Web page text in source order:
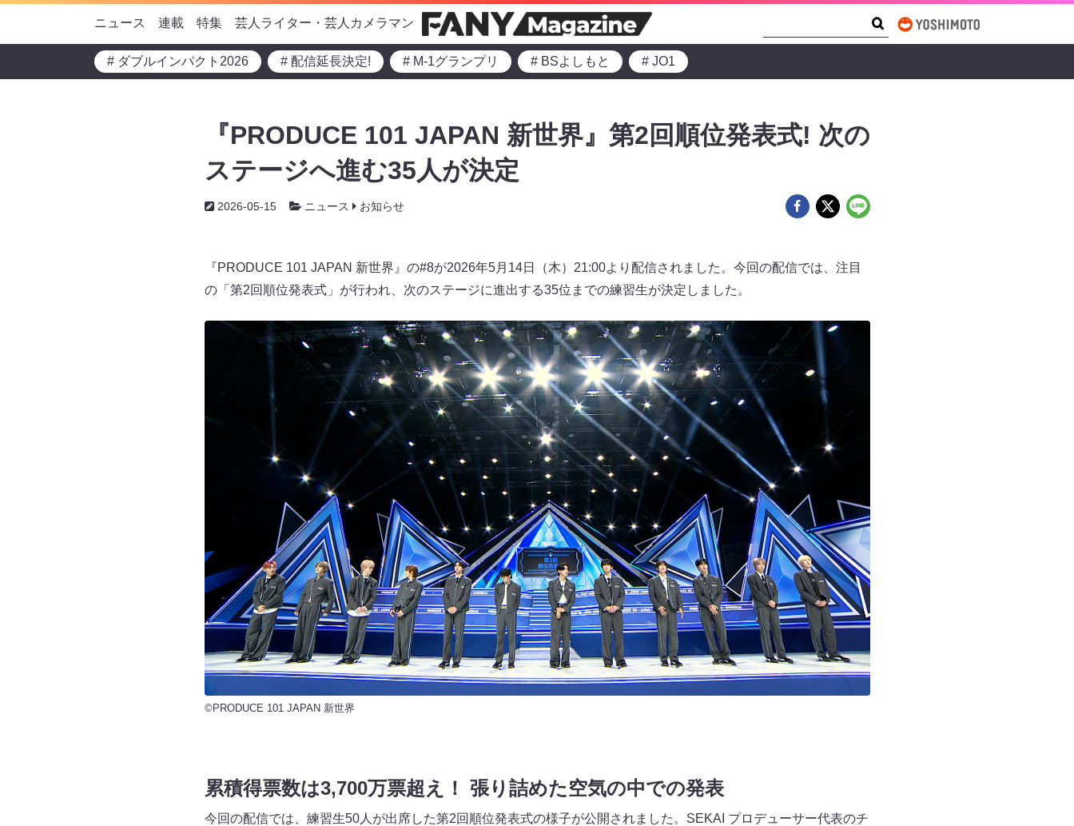
ニュース 連載 特集 芸人ライター・芸人カメラマン
# ダブルインパクト2026 # 配信延長決定! # M-1グランプリ # BSよしもと # JO1
『PRODUCE 101 JAPAN 新世界』第2回順位発表式! 次の
ステージへ進む35人が決定
2026-05-15 ニュース お知らせ
『PRODUCE 101 JAPAN 新世界』の#8が2026年5月14日（木）21:00より配信されました。今回の配信では、注目
の「第2回順位発表式」が行われ、次のステージに進出する35位までの練習生が決定しました。
©PRODUCE 101 JAPAN 新世界
累積得票数は3,700万票超え！ 張り詰めた空気の中での発表
今回の配信では、練習生50人が出席した第2回順位発表式の様子が公開されました。SEKAI プロデューサー代表のチ